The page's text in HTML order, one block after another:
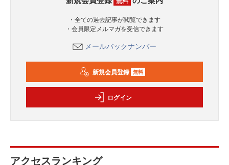
・全ての過去記事が閲覧できます
・会員限定メルマガを受信できます
メールバックナンバー
新規会員登録 無料
ログイン
アクセスランキング